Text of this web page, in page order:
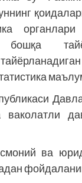
бошқа
ваколатли
ва